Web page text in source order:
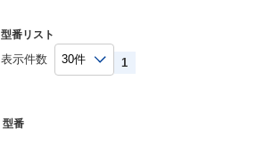
型番リスト
表示件数 1
型番